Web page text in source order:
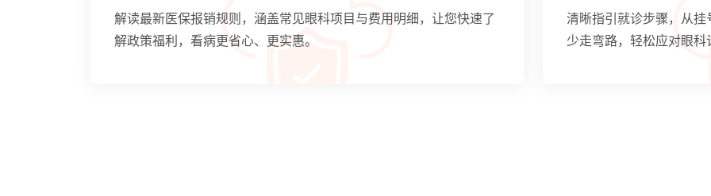
解读最新医保报销规则，涵盖常见眼科项目与费用明细，让您快速了
解政策福利，看病更省心、更实惠。
清晰指引就诊步骤，从
少走弯路，轻松应对眼科